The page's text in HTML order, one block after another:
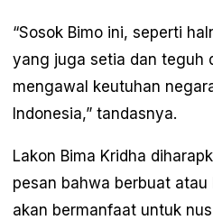
“Sosok Bimo ini, seperti
yang juga setia dan teguh
mengawal keutuhan
Indonesia,” tandasnya.
Lakon Bima Kridha
pesan bahwa berbuat
akan bermanfaat untuk